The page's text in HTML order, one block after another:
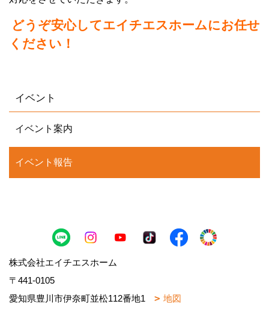
どうぞ安心してエイチエスホームにお任せ
ください！
イベント
イベント案内
イベント報告
株式会社エイチエスホーム
〒441-0105
愛知県豊川市伊奈町並松112番地1
地図